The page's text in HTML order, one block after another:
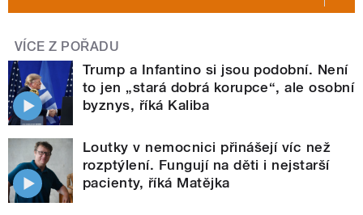
VÍCE Z POŘADU
Trump a Infantino si jsou podobní. Není
to jen „stará dobrá korupce“, ale osobní
byznys, říká Kaliba
Loutky v nemocnici přinášejí víc než
rozptýlení. Fungují na děti i nejstarší
pacienty, říká Matějka